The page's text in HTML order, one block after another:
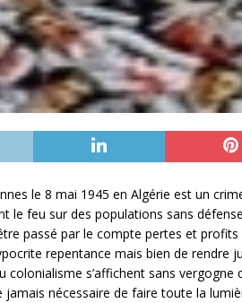
le 8 mai 1945 en Algérie est un
le feu sur des populations sans
passé par le compte pertes et
repentance mais bien de
s’affichent sans
nécessaire de faire toute la